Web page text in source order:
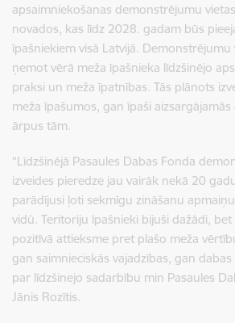
apsaimniekošanas demonstrējumu
novados, kas līdz 2028. gadam būs
īpašniekiem visā Latvijā. Demonstrējumu
ņemot vērā meža īpašnieka līdzšinējo
praksi un meža īpatnības. Tās plānots
meža īpašumos, gan īpaši
ārpus tām.
“Līdzšinējā Pasaules Dabas Fonda
izveides pieredze jau vairāk nekā 20
parādījusi ļoti sekmīgu zināšanu
vidū. Teritoriju īpašnieki bijuši dažādi, bet
pozitīvā attieksme pret plašo meža
gan saimnieciskās vajadzības, gan
par līdzšinejo sadarbību min Pasaules
Jānis Rozītis.